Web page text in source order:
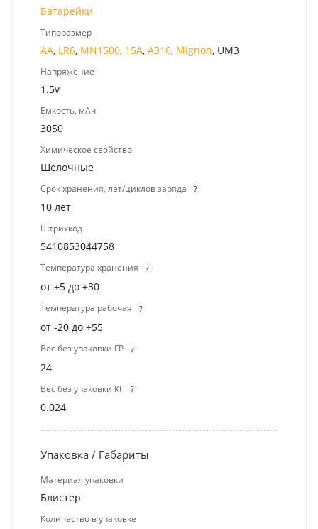
Батарейки
Типоразмер
AA, LR6, MN1500, 15A, A316, Mignon, UM3
Напряжение
1.5v
Емкость, мАч
3050
Химическое свойство
Щелочные
Срок хранения, лет/циклов заряда ?
10 лет
Штрихкод
5410853044758
Температура хранения ?
от +5 до +30
Температура рабочая ?
от -20 до +55
Вес без упаковки ГР ?
24
Вес без упаковки КГ ?
0.024
Упаковка / Габариты
Материал упаковки
Блистер
Количество в упаковке